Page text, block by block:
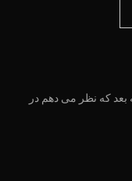
بعد که نظر می دهم در